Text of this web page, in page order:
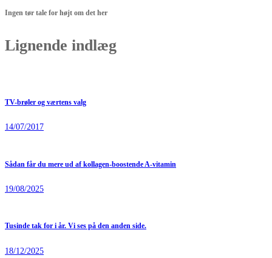
Ingen tør tale for højt om det her
Lignende indlæg
TV-brøler og værtens valg
14/07/2017
Sådan får du mere ud af kollagen-boostende A-vitamin
19/08/2025
Tusinde tak for i år. Vi ses på den anden side.
18/12/2025